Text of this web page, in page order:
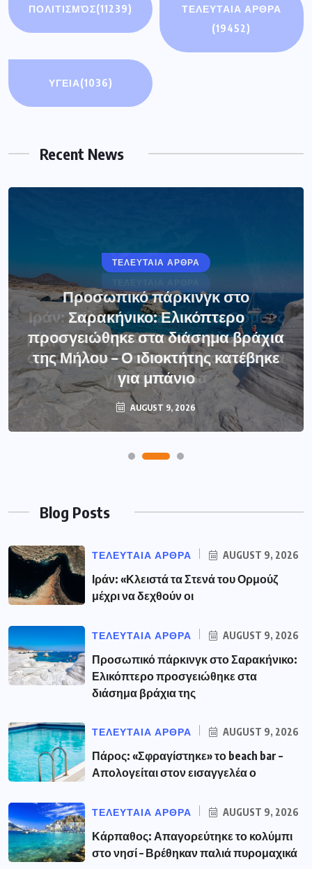
ΠΟΛΙΤΙΣΜΌΣ(11239)
ΤΕΛΕΥΤΑΙΑ ΑΡΘΡΑ
(19452)
ΥΓΕΙΑ(1036)
Recent News
ΤΕΛΕΥΤΑΙΑ ΑΡΘΡΑ
Προσωπικό πάρκινγκ στο
Σαρακήνικο: Ελικόπτερο
προσγειώθηκε στα διάσημα βράχια
της Μήλου – Ο ιδιοκτήτης κατέβηκε
για μπάνιο
AUGUST 9, 2026
Blog Posts
ΤΕΛΕΥΤΑΙΑ ΑΡΘΡΑ AUGUST 9, 2026
Ιράν: «Κλειστά τα Στενά του Ορμούζ
μέχρι να δεχθούν οι
ΤΕΛΕΥΤΑΙΑ ΑΡΘΡΑ AUGUST 9, 2026
Προσωπικό πάρκινγκ στο Σαρακήνικο:
Ελικόπτερο προσγειώθηκε στα
διάσημα βράχια της
ΤΕΛΕΥΤΑΙΑ ΑΡΘΡΑ AUGUST 9, 2026
Πάρος: «Σφραγίστηκε» το beach bar –
Απολογείται στον εισαγγελέα ο
ΤΕΛΕΥΤΑΙΑ ΑΡΘΡΑ AUGUST 9, 2026
Κάρπαθος: Απαγορεύτηκε το κολύμπι
στο νησί – Βρέθηκαν παλιά πυρομαχικά